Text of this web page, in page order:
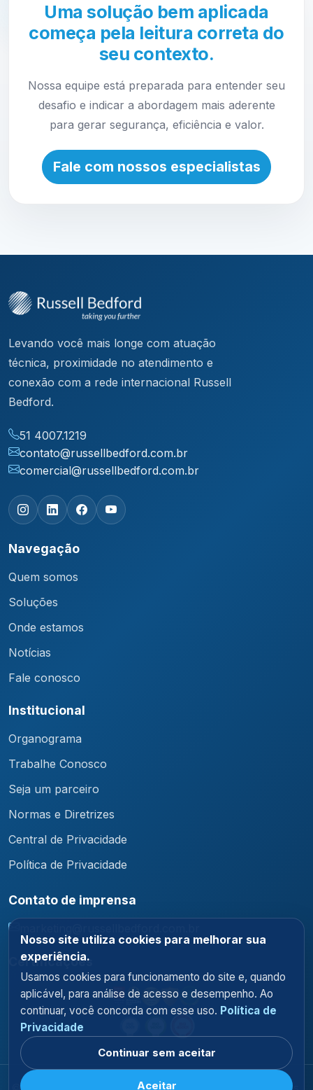
Uma solução bem aplicada
começa pela leitura correta do
seu contexto.
Nossa equipe está preparada para entender seu
desafio e indicar a abordagem mais aderente
para gerar segurança, eficiência e valor.
Fale com nossos especialistas
Levando você mais longe com atuação
técnica, proximidade no atendimento e
conexão com a rede internacional Russell
Bedford.
51 4007.1219
contato@russellbedford.com.br
comercial@russellbedford.com.br
Navegação
Quem somos
Soluções
Onde estamos
Notícias
Fale conosco
Institucional
Organograma
Trabalhe Conosco
Seja um parceiro
Normas e Diretrizes
Central de Privacidade
Política de Privacidade
Contato de imprensa
Certificações
Nosso site utiliza cookies para melhorar sua
experiência.
Usamos cookies para funcionamento do site e, quando
aplicável, para análise de acesso e desempenho. Ao
continuar, você concorda com esse uso. Política de
Privacidade
Continuar sem aceitar
Aceitar